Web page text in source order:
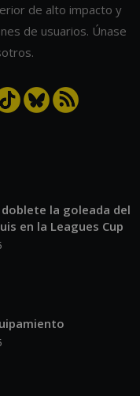
de alto impacto y
de usuarios. Únase
la goleada del
en la Leagues Cup